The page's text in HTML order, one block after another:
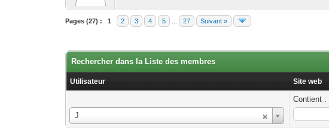
Pages (27) : 1 2 3 4 5 27 Suivant »
Rechercher dans la Liste des membres
Utilisateur Site web
J
Utilisateur
Contient :